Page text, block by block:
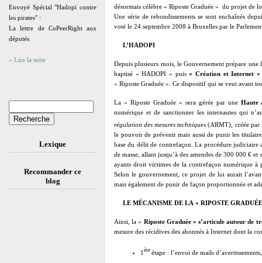
Envoyé Spécial "Hadopi contre
les pirates" :
La lettre de CoPeerRight aux
députés
» Lire la suite
Lexique
Recommander ce
blog
désormais célèbre « Riposte Graduée » du projet de
Une série de rebondissements se sont enchaînés
voté le 24 septembre 2008 à Bruxelles par le
L’HADOPI
Depuis plusieurs mois, le Gouvernement prépare
baptisé « HADOPI » puis« Création et Internet »
« Riposte Graduée ». Ce dispositif qui se veut avant
La « Riposte Graduée » sera gérée par une Haute
numérique et de sanctionner les internautes qui
régulation des mesures techniques (ARMT) , créée
le pouvoir de prévenir mais aussi de punir les
base du délit de contrefaçon. La procédure judiciaire
de masse, allant jusqu’à des amendes de 300 000 €
ayants droit victimes de la contrefaçon numérique à
Selon le gouvernement, ce projet de loi aurait
mais également de punir de façon proportionnée et
LE MÉCANISME DE LA « RIPOSTE
Ainsi, la « Riposte Graduée » s’articule autour de
mesure des récidives des abonnés à Internet dont la
1 ère étape : l’envoi de mails